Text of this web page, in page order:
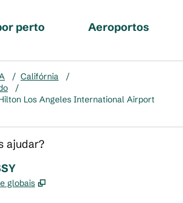
perto Aeroportos
/ Califórnia
/
/
Los Angeles International Airport
ajudar?
globais ,